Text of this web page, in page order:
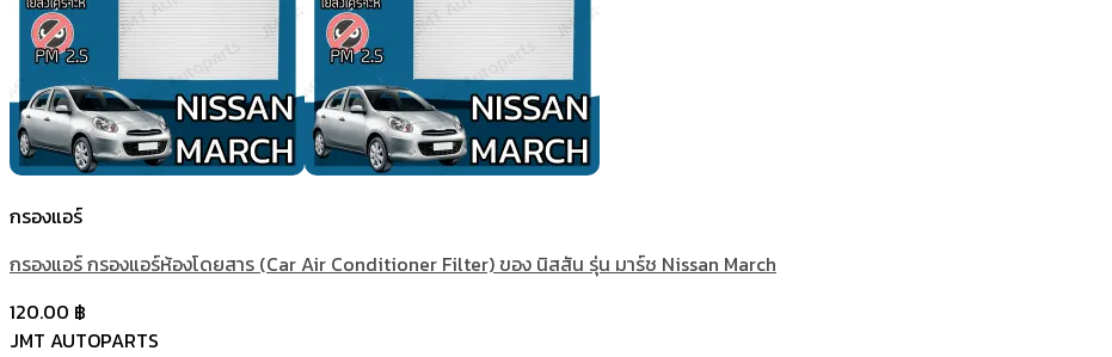
กรองแอร์
กรองแอร์ กรองแอร์ห้องโดยสาร (Car Air Conditioner Filter) ของ นิสสัน รุ่น มาร์ช Nissan March
120.00 ฿
JMT AUTOPARTS